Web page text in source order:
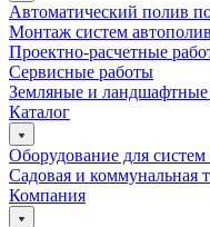
Автоматический полив
Монтаж систем
Проектно-расчетные
Сервисные работы
Земляные и ландшафтные
Каталог
Оборудование для систем
Садовая и коммунальная
Компания